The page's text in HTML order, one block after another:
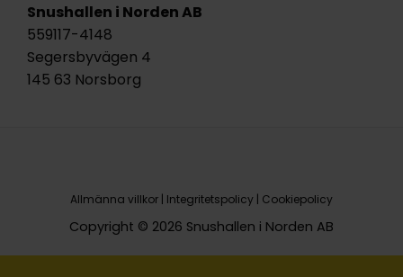
Snushallen i Norden AB
559117-4148
Segersbyvägen 4
145 63 Norsborg
Allmänna villkor | Integritetspolicy | Cookiepolicy
Copyright © 2026 Snushallen i Norden AB